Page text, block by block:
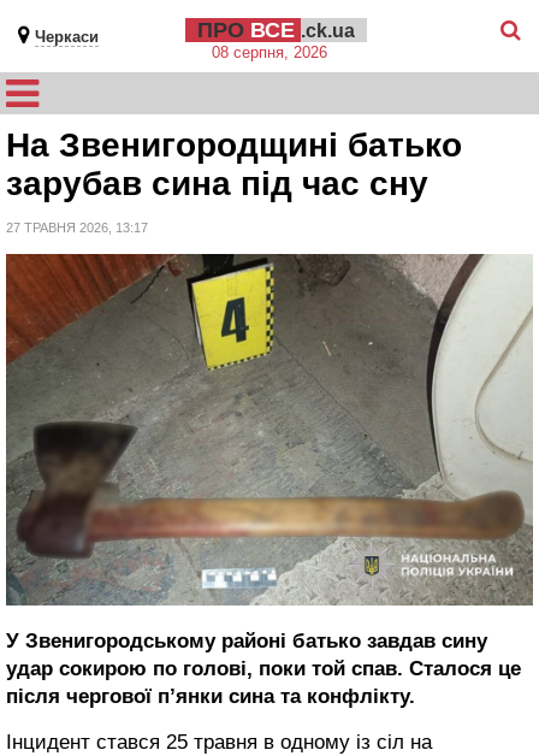
Черкаси ПРО ВСЕ .ck.ua
08 серпня, 2026
На Звенигородщині батько
зарубав сина під час сну
27 ТРАВНЯ 2026, 13:17
У Звенигородському районі батько завдав сину
удар сокирою по голові, поки той спав. Сталося це
після чергової пʼянки сина та конфлікту.
Інцидент стався 25 травня в одному із сіл на